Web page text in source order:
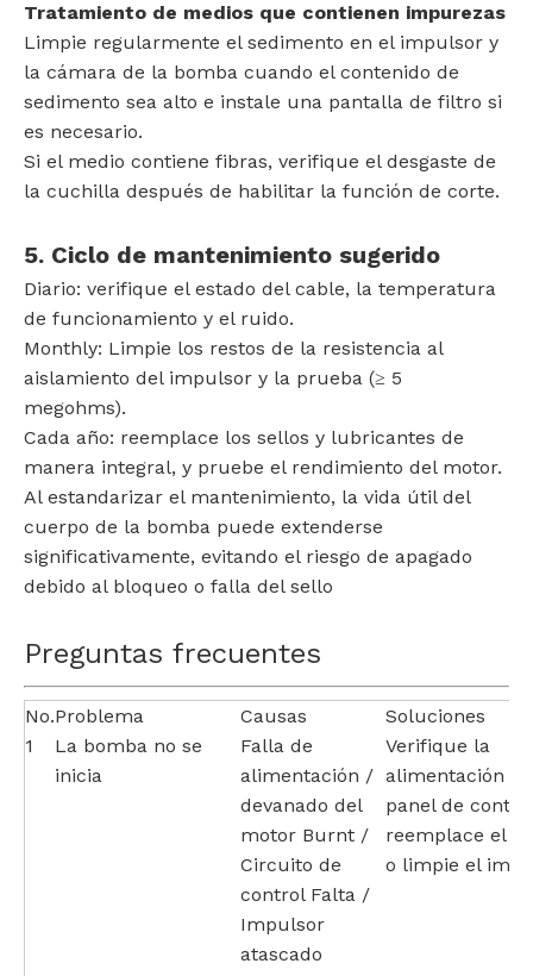
Tratamiento de medios que contienen impurezas
Limpie regularmente el sedimento en el impulsor y
la cámara de la bomba cuando el contenido de
sedimento sea alto e instale una pantalla de filtro si
es necesario.
Si el medio contiene fibras, verifique el desgaste de
la cuchilla después de habilitar la función de corte.
5. Ciclo de mantenimiento sugerido
Diario: verifique el estado del cable, la temperatura
de funcionamiento y el ruido.
Monthly: Limpie los restos de la resistencia al
aislamiento del impulsor y la prueba (≥ 5
megohms).
Cada año: reemplace los sellos y lubricantes de
manera integral, y pruebe el rendimiento del motor.
Al estandarizar el mantenimiento, la vida útil del
cuerpo de la bomba puede extenderse
significativamente, evitando el riesgo de apagado
debido al bloqueo o falla del sello
Preguntas frecuentes
No.Problema Causas
Soluciones
1
La bomba no se
inicia
Falla de
alimentación /
devanado del
motor Burnt /
Circuito de
control Falta /
Impulsor
atascado
Verifique la
alimentación y
panel de
reemplace el
o limpie el